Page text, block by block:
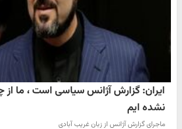
ایران: گزارش آژانس سیاسی است ، ما
نشده ایم
ماجرای گزارش آژانس از زبان غریب آبادی